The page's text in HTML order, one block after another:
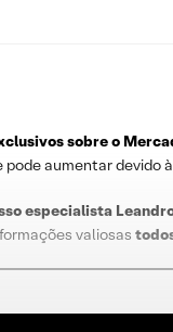
sobre o
aumentar devido
especialista
valiosas